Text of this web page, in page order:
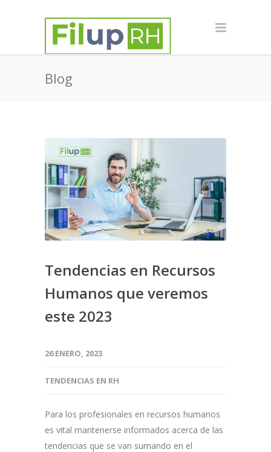
Blog
Tendencias en Recursos
Humanos que veremos
este 2023
26 ENERO, 2023
TENDENCIAS EN RH
Para los profesionales en recursos humanos
es vital mantenerse informados acerca de las
tendencias que se van sumando en el